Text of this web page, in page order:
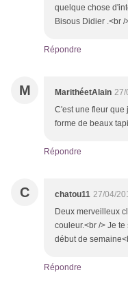
quelque chose
Bisous Didier .<br /
Répondre
M MarithéetAlain 27/
C'est une fleur que
forme de beaux
Répondre
C chatou11 27/04/
Deux merveilleux
couleur.<br /> Je
début de
Répondre